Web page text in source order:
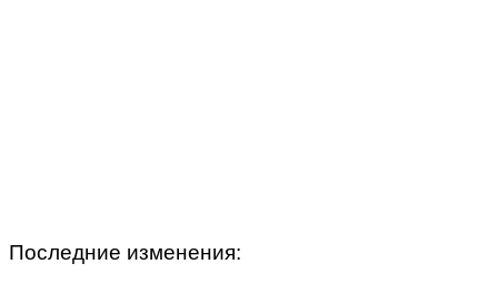
Последние изменения: